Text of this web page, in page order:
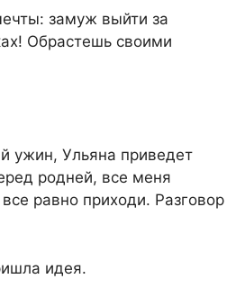
замуж выйти за
Обрастешь своими
ужин, Ульяна приведет
родней, все меня
равно приходи. Разговор
идея.